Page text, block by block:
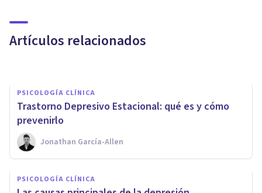
Artículos relacionados
causas, síntomas y tratamiento
PSICOLOGÍA CLÍNICA
​Trastorno Depresivo Estacional: qué es y cómo
prevenirlo
Jonathan García-Allen
PSICOLOGÍA CLÍNICA
PSICOLOGÍA CLÍNICA
Teoría del malestar de la
depresión: qué es, y cómo